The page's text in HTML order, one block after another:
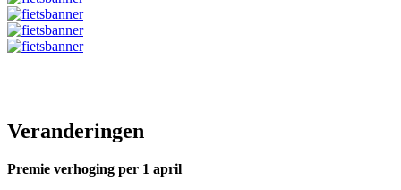
Veranderingen
Premie verhoging per 1 april